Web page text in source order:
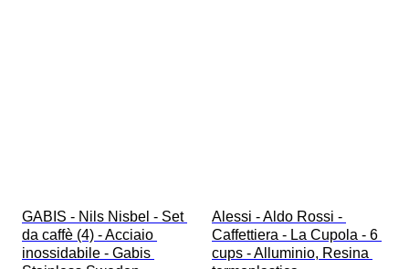
GABIS - Nils Nisbel - Set
da caffè (4) - Acciaio
inossidabile - Gabis
Alessi - Aldo Rossi -
Caffettiera - La Cupola - 6
cups - Alluminio, Resina